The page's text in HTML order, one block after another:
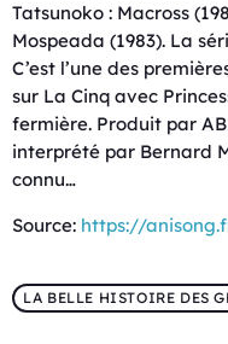
Tatsunoko : Macross
Mospeada (1983). La
C’est l’une des
sur La Cinq avec
fermière. Produit par
interprété par Bernard
connu…
Source: https://
LA BELLE HISTOIRE DES